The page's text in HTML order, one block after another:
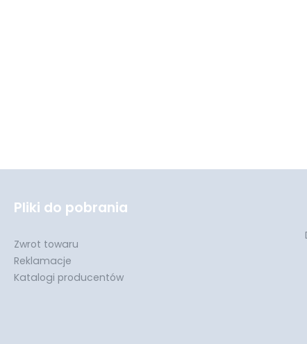
Pliki do pobrania
Zwrot towaru
Reklamacje
Katalogi producentów